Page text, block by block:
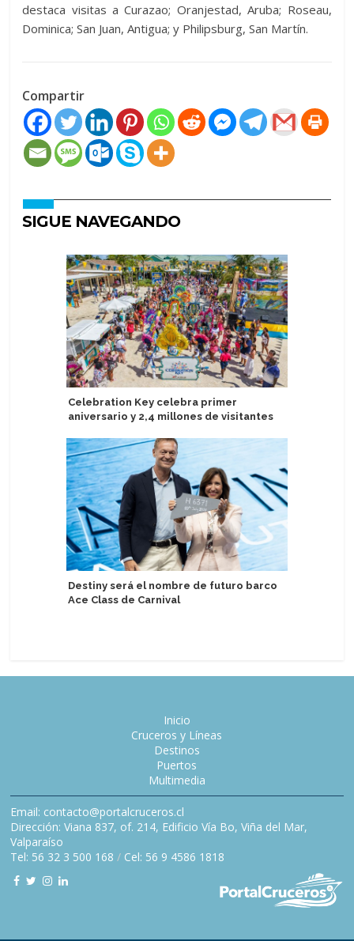
destaca visitas a Curazao; Oranjestad, Aruba; Roseau,
Dominica; San Juan, Antigua; y Philipsburg, San Martín.
Compartir
SIGUE NAVEGANDO
Celebration Key celebra primer
aniversario y 2,4 millones de visitantes
Destiny será el nombre de futuro barco
Ace Class de Carnival
Inicio
Cruceros y Líneas
Destinos
Puertos
Multimedia
Email: contacto@portalcruceros.cl
Dirección: Viana 837, of. 214, Edificio Vía Bo, Viña del Mar,
Valparaíso
Tel: 56 32 3 500 168 / Cel: 56 9 4586 1818